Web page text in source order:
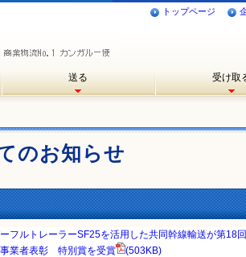
トップページ
送る 受け取
のお知らせ
フルトレーラーSF25を活用した共同幹線輸送が第18
業者表彰 特別賞を受賞
(503KB)